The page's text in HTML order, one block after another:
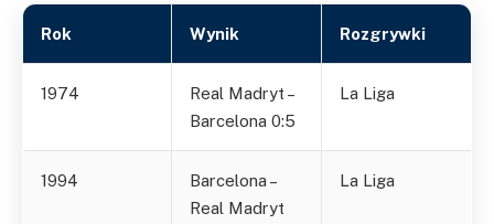
Rok Wynik Rozgrywki
1974
Real Madryt –
Barcelona 0:5
La Liga
1994
Barcelona –
Real Madryt
La Liga